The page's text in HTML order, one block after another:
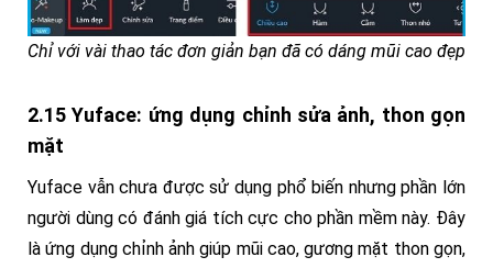
Chỉ với vài thao tác đơn giản bạn đã có dáng mũi cao đẹp
2.15 Yuface: ứng dụng chỉnh sửa ảnh, thon gọn
mặt
Yuface vẫn chưa được sử dụng phổ biến nhưng phần lớn
người dùng có đánh giá tích cực cho phần mềm này. Đây
là ứng dụng chỉnh ảnh giúp mũi cao, gương mặt thon gọn,